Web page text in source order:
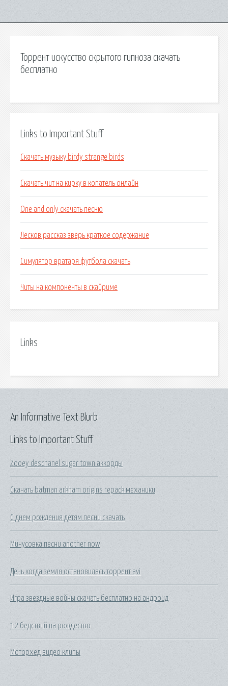
Торрент искусство скрытого гипноза скачать
бесплатно
Links to Important Stuff
Скачать музыку birdy strange birds
Скачать чит на кирку в копатель онлайн
One and only скачать песню
Лесков рассказ зверь краткое содержание
Симулятор вратаря футбола скачать
Читы на компоненты в скайриме
Links
Links to Important Stuff
Zooey deschanel sugar town аккорды
Скачать batman arkham origins repack механики
С днем рождения детям песни скачать
Минусовка песни another now
День когда земля остановилась торрент avi
Игра звездные войны скачать бесплатно на андроид
12 бедствий на рождество
Моторхед видео клипы
An Informative Text Blurb